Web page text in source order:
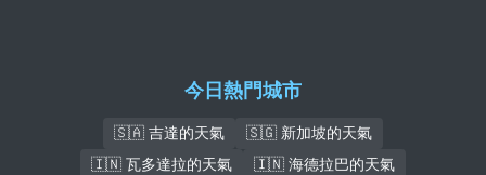
今日熱門城市
🇸🇦 吉達的天氣
🇸🇬 新加坡的天氣
🇮🇳 瓦多達拉的天氣
🇮🇳 海德拉巴的天氣